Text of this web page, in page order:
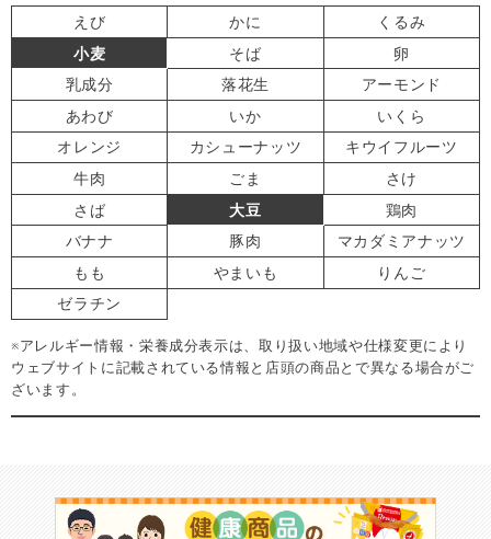
えび かに
くるみ
小麦
そば
卵
乳成分
落花生
アーモンド
あわび
いか
いくら
オレンジ
カシューナッツ
キウイフルーツ
牛肉
ごま
さけ
さば
大豆
鶏肉
バナナ
豚肉
マカダミアナッツ
もも
やまいも
りんご
ゼラチン
※アレルギー情報・栄養成分表示は、取り扱い地域や仕様変更により
ウェブサイトに記載されている情報と店頭の商品とで異なる場合がご
ざいます。